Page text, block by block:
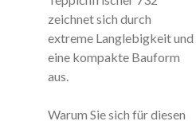
zeichnet sich durch
extreme Langlebigkeit und
eine kompakte Bauform
aus.
Warum Sie sich für diesen